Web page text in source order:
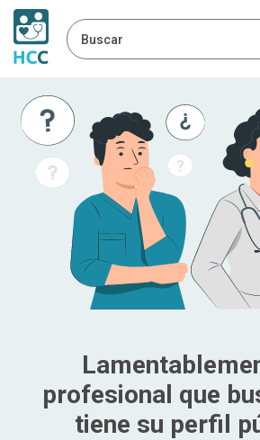
Buscar
profesional que
tiene su perfil